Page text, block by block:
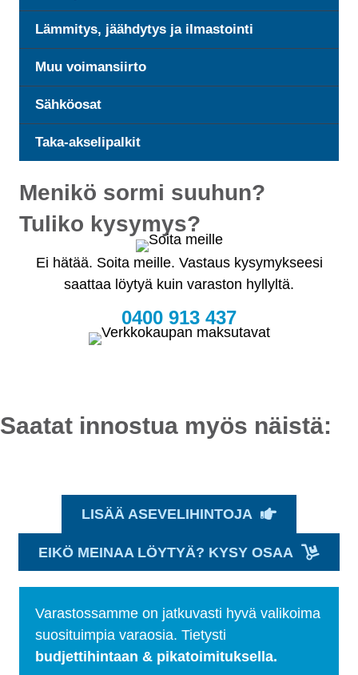
Lämmitys, jäähdytys ja ilmastointi
Muu voimansiirto
Sähköosat
Taka-akselipalkit
Menikö sormi suuhun?
Tuliko kysymys?
Ei hätää. Soita meille. Vastaus kysymykseesi
saattaa löytyä kuin varaston hyllyltä.
0400 913 437
Saatat innostua myös näistä:
Varastossamme on jatkuvasti hyvä valikoima
suosituimpia varaosia. Tietysti
budjettihintaan & pikatoimituksella.
LISÄÄ ASEVELIHINTOJA
EIKÖ MEINAA LÖYTYÄ? KYSY OSAA